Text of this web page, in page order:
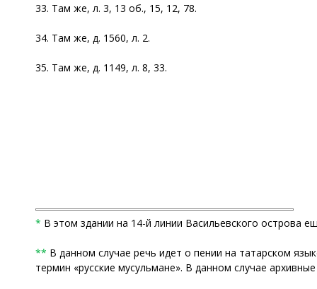
33. Там же, л. 3, 13 об., 15, 12, 78.
34. Там же, д. 1560, л. 2.
35. Там же, д. 1149, л. 8, 33.
* В этом здании на 14-й линии Васильевского острова
** В данном случае речь идет о пении на татарском
термин «русские мусульмане». В данном случае